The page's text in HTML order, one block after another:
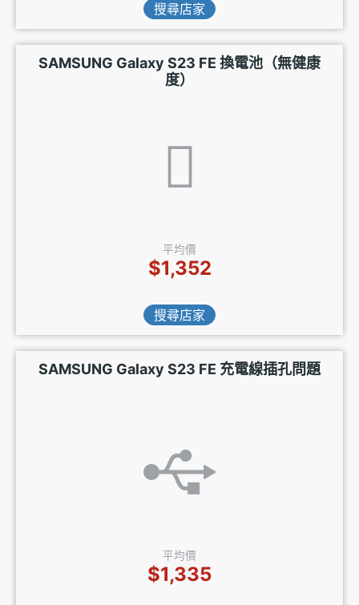
搜尋店家
SAMSUNG Galaxy S23 FE 換電池（無健康
度）
平均價
$1,352
搜尋店家
SAMSUNG Galaxy S23 FE 充電線插孔問題
平均價
$1,335